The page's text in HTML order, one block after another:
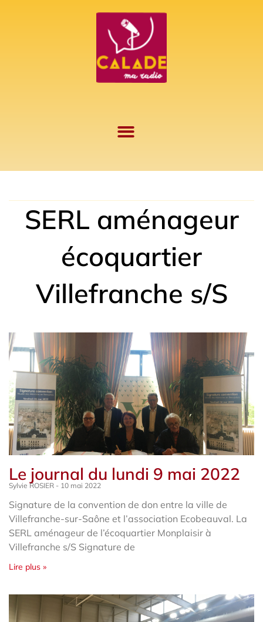
SERL aménageur
écoquartier
Villefranche s/S
Le journal du lundi 9 mai 2022
Sylvie ROSIER 10 mai 2022
Signature de la convention de don entre la ville de
Villefranche-sur-Saône et l’association Ecobeauval. La
SERL aménageur de l’écoquartier Monplaisir à
Villefranche s/S Signature de
Lire plus »